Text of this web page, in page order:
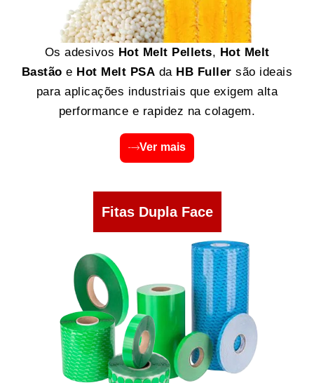
Os adesivos Hot Melt Pellets, Hot Melt
Bastão e Hot Melt PSA da HB Fuller são ideais
para aplicações industriais que exigem alta
performance e rapidez na colagem.
Ver mais
Fitas Dupla Face